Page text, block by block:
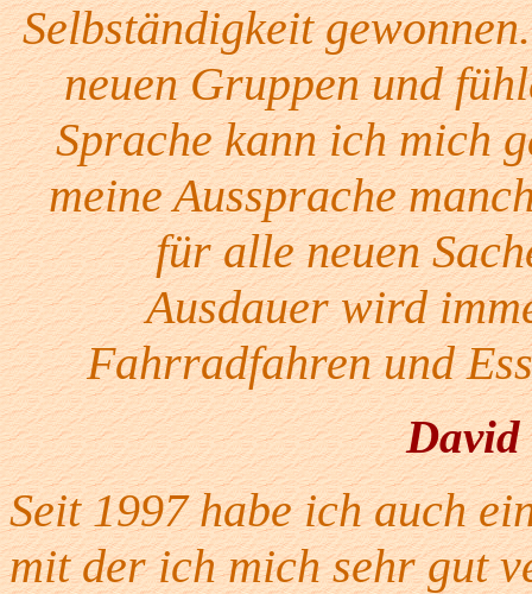
Selbständigkeit
neuen Gruppen und
Sprache kann ich mich
meine Aussprache
für alle neuen
Ausdauer wird
Fahrradfahren und
David
Seit 1997 habe ich auch
mit der ich mich sehr gut